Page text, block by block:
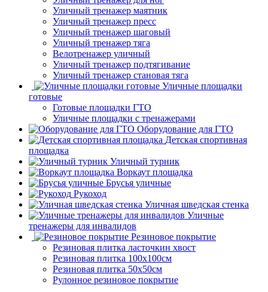
Уличный тренажер маятник
Уличный тренажер пресс
Уличный тренажер шаговый
Уличный тренажер тяга
Велотренажер уличный
Уличный тренажер подтягивание
Уличный тренажер становая тяга
Уличные площадки
готовые
Готовые площадки ГТО
Уличные площадки с тренажерами
Оборудование для ГТО
Детская спортивная
площадка
Уличный турник
Воркаут площадка
Брусья уличные
Рукоход
Уличная шведская стенка
Уличные
тренажеры для инвалидов
Резиновое покрытие
Резиновая плитка ласточкин хвост
Резиновая плитка 100х100см
Резиновая плитка 50х50см
Рулонное резиновое покрытие